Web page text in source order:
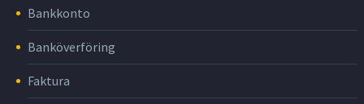
Bankkonto
Banköverföring
Faktura